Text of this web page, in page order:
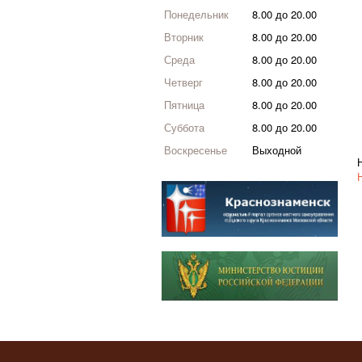
Понедельник
8.00 до 20.00
Вторник
8.00 до 20.00
Среда
8.00 до 20.00
Четверг
8.00 до 20.00
Пятница
8.00 до 20.00
Суббота
8.00 до 20.00
Воскресенье
Выходной